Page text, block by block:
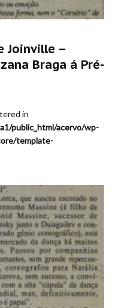
Joinville –
Braga á Pré-
in
public_html/acervo/wp-
template-